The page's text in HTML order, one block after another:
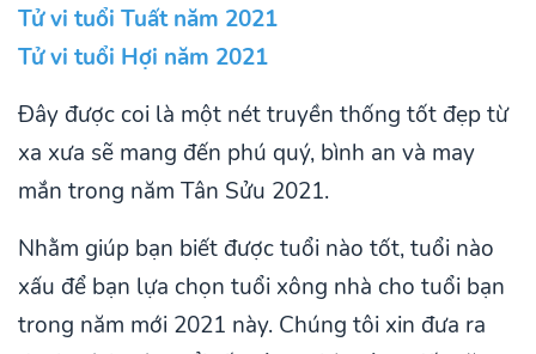
Tử vi tuổi Tuất năm 2021
Tử vi tuổi Hợi năm 2021
Đây được coi là một nét truyền thống tốt đẹp từ
xa xưa sẽ mang đến phú quý, bình an và may
mắn trong năm Tân Sửu 2021.
Nhằm giúp bạn biết được tuổi nào tốt, tuổi nào
xấu để bạn lựa chọn tuổi xông nhà cho tuổi bạn
trong năm mới 2021 này. Chúng tôi xin đưa ra